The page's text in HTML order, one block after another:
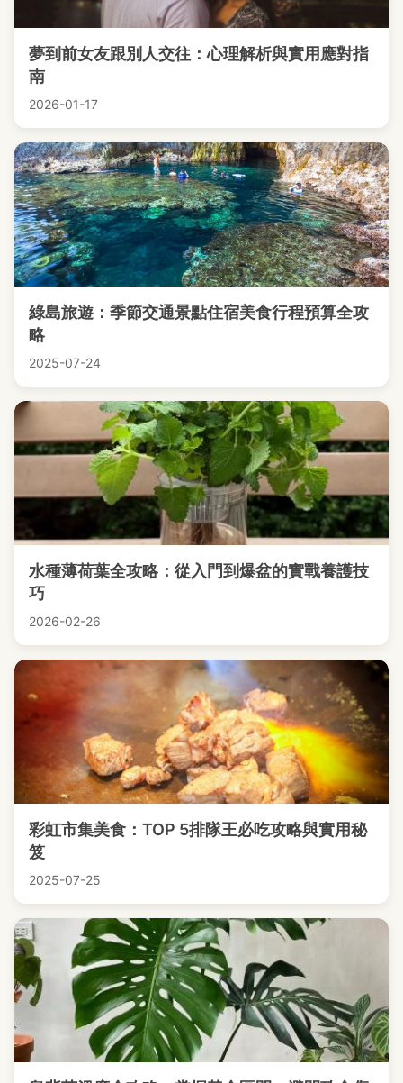
夢到前女友跟別人交往：心理解析與實用應對指
南
2026-01-17
綠島旅遊：季節交通景點住宿美食行程預算全攻
略
2025-07-24
水種薄荷葉全攻略：從入門到爆盆的實戰養護技
巧
2026-02-26
彩虹市集美食：TOP 5排隊王必吃攻略與實用秘
笈
2025-07-25